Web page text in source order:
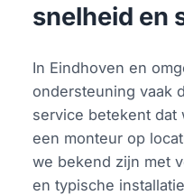
snelheid en
In Eindhoven en
ondersteuning vaak
service betekent dat
een monteur op
we bekend zijn met
en typische